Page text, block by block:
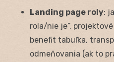
Landing page roly:
rola/nie je“,
benefit tabuľka,
odmeňovania (ak to